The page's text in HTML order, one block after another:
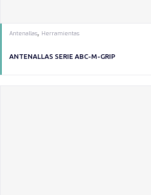
Antenallas, Herramientas
ANTENALLAS SERIE ABC-M-GRIP